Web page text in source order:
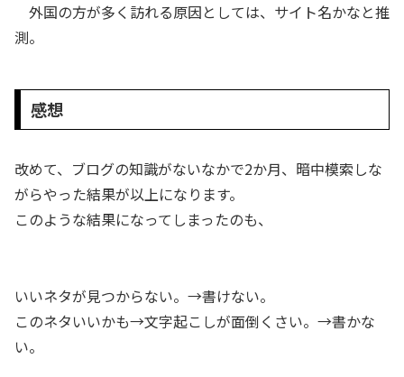
外国の方が多く訪れる原因としては、サイト名かなと推
測。
感想
改めて、ブログの知識がないなかで2か月、暗中模索しな
がらやった結果が以上になります。
このような結果になってしまったのも、
いいネタが見つからない。→書けない。
このネタいいかも→文字起こしが面倒くさい。→書かな
い。